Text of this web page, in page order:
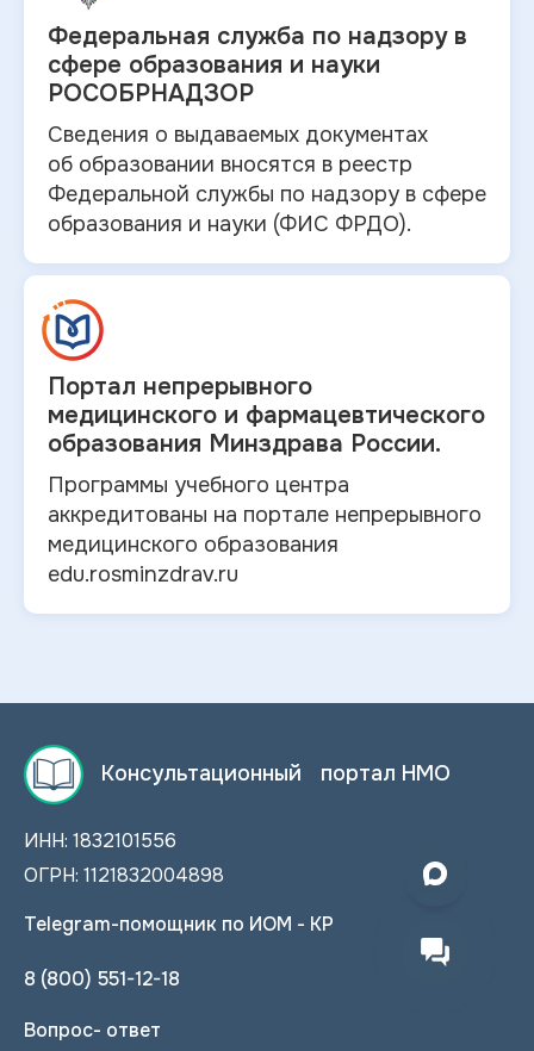
Федеральная служба по надзору в
сфере образования и науки
РОСОБРНАДЗОР
Сведения о выдаваемых документах
об образовании вносятся в реестр
Федеральной службы по надзору в сфере
образования и науки (ФИС ФРДО).
Портал непрерывного
медицинского и фармацевтического
образования Минздрава России.
Программы учебного центра
аккредитованы на портале непрерывного
медицинского образования
edu.rosminzdrav.ru
Консультационный портал НМО
ИНН: 1832101556
ОГРН: 1121832004898
Telegram-помощник по ИОМ - КР
8 (800) 551-12-18
Вопрос- ответ